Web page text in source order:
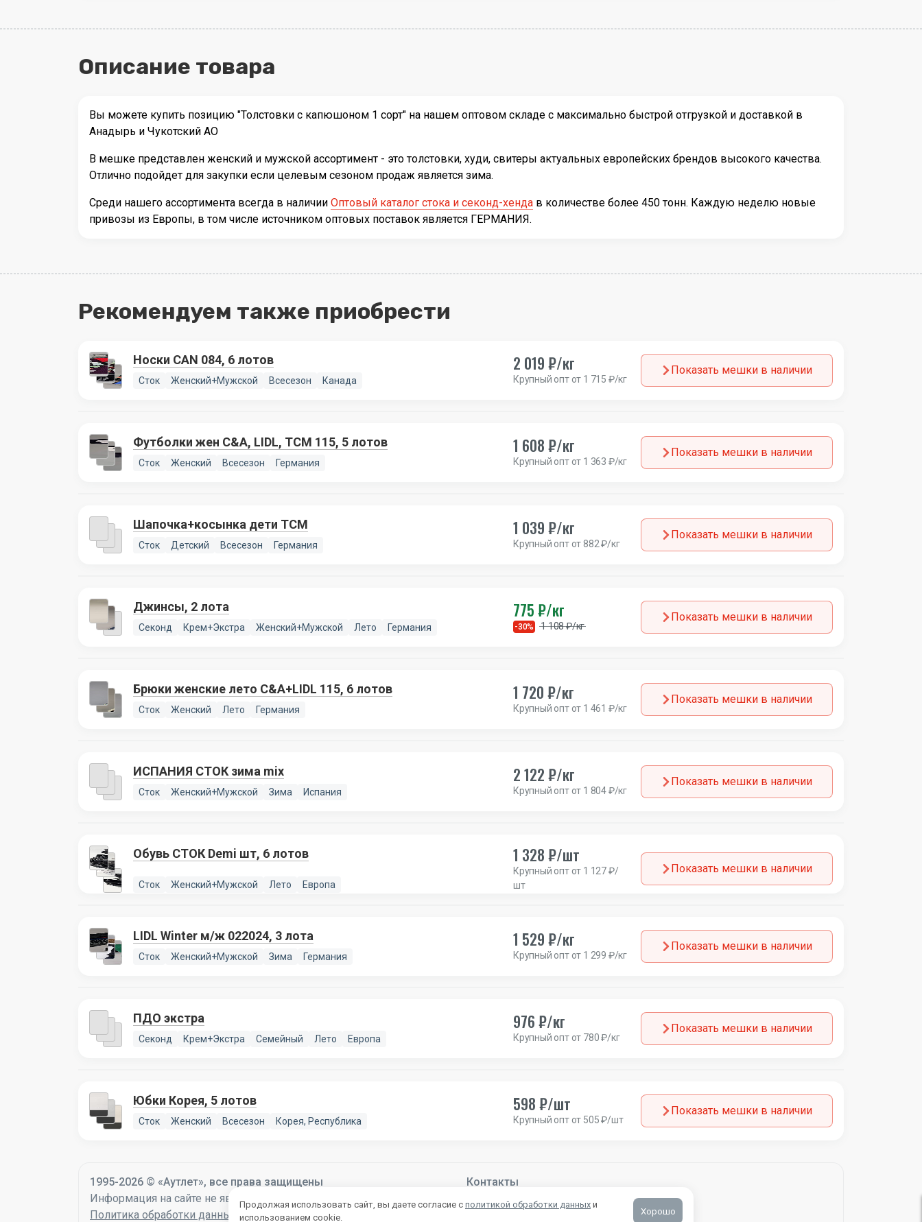
Описание товара
Вы можете купить позицию "Толстовки с капюшоном 1 сорт" на нашем оптовом складе с максимально быстрой отгрузкой и доставкой в
Анадырь и Чукотский АО
В мешке представлен женский и мужской ассортимент - это толстовки, худи, свитеры актуальных европейских брендов высокого качества.
Отлично подойдет для закупки если целевым сезоном продаж является зима.
Среди нашего ассортимента всегда в наличии Оптовый каталог стока и секонд-хенда в количестве более 450 тонн. Каждую неделю новые
привозы из Европы, в том числе источником оптовых поставок является ГЕРМАНИЯ.
Рекомендуем также приобрести
Носки CAN 084, 6 лотов
Сток Женский+Мужской Всесезон Канада
2 019 ₽/кг
Крупный опт от 1 715 ₽/кг
Показать мешки в наличии
Футболки жен C&A, LIDL, TCM 115, 5 лотов
Сток Женский Всесезон Германия
1 608 ₽/кг
Крупный опт от 1 363 ₽/кг
Показать мешки в наличии
Шапочка+косынка дети TCM
Сток Детский Всесезон Германия
1 039 ₽/кг
Крупный опт от 882 ₽/кг
Показать мешки в наличии
Джинсы, 2 лота
Секонд Крем+Экстра Женский+Мужской Лето Германия
775 ₽/кг
-30% 1 108 ₽/кг
Показать мешки в наличии
Брюки женские лето C&A+LIDL 115, 6 лотов
Сток Женский Лето Германия
1 720 ₽/кг
Крупный опт от 1 461 ₽/кг
Показать мешки в наличии
ИСПАНИЯ СТОК зима mix
Сток Женский+Мужской Зима Испания
2 122 ₽/кг
Крупный опт от 1 804 ₽/кг
Показать мешки в наличии
Обувь СТОК Demi шт, 6 лотов
Сток Женский+Мужской Лето Европа
1 328 ₽/шт
Крупный опт от 1 127 ₽/
шт
Показать мешки в наличии
LIDL Winter м/ж 022024, 3 лота
Сток Женский+Мужской Зима Германия
1 529 ₽/кг
Крупный опт от 1 299 ₽/кг
Показать мешки в наличии
ПДО экстра
Секонд Крем+Экстра Семейный Лето Европа
976 ₽/кг
Крупный опт от 780 ₽/кг
Показать мешки в наличии
Юбки Корея, 5 лотов
Сток Женский Всесезон Корея, Республика
598 ₽/шт
Крупный опт от 505 ₽/шт
Показать мешки в наличии
1995-2026 © «Аутлет», все права защищены
Информация на сайте не является офертой –
Подробнее
Политика обработки данных
Контакты
+7 800 222-28-53
Продолжая использовать сайт, вы даете согласие с политикой обработки данных и
использованием cookie.
Хорошо